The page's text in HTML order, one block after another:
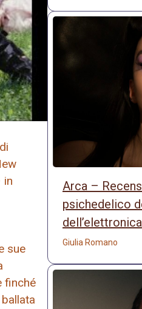
in
sue
finché
Arca –
psichedelico
dell’elettronica
Giulia Romano